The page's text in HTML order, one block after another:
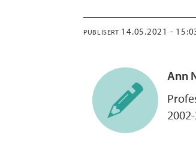
PUBLISERT 14.05.2021 -
Ann